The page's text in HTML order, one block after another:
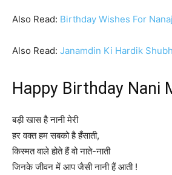
Also Read: Birthday Wishes For
Also Read: Janamdin Ki Hardik
Happy Birthday Nani
बड़ी खास है नानी मेरी
हर वक्त हम सबको है हँसाती,
किस्मत वाले होते हैं वो नाते-नाती
जिनके जीवन में आप जैसी नानी हैं आती !